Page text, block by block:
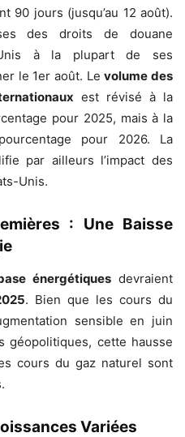
90 jours (jusqu’au 12 août).
des droits de douane
à la plupart de ses
le 1er août. Levolume des
est révisé à la
pour 2025, mais à la
pour 2026. La
par ailleurs l’impact des
Unis.
: Une Baisse
énergétiques devraient
. Bien que les cours du
sensible en juin
géopolitiques, cette hausse
cours du gaz naturel sont
Variées